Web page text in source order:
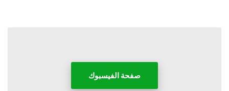
صفحة الفيسبوك